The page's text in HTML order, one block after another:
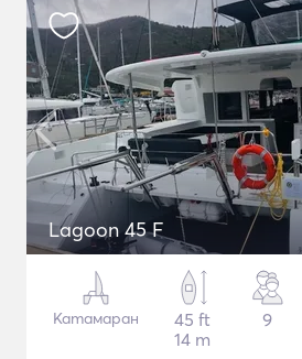
Lagoon 45 F
Катамаран
45 ft
14 m
9